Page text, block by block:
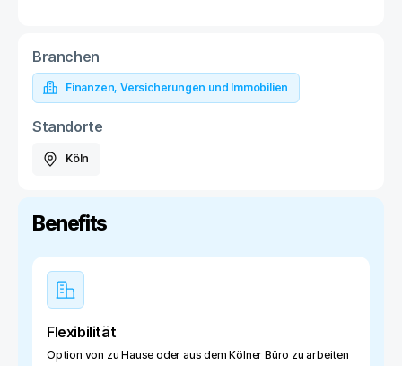
Branchen
Finanzen, Versicherungen und Immobilien
Standorte
Köln
Benefits
Flexibilität
Option von zu Hause oder aus dem Kölner Büro zu arbeiten